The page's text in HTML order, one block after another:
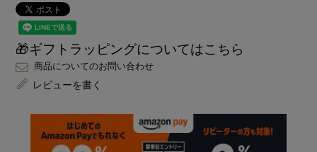
🎁ギフトラッピングについてはこちら
商品についてのお問い合わせ
レビューを書く